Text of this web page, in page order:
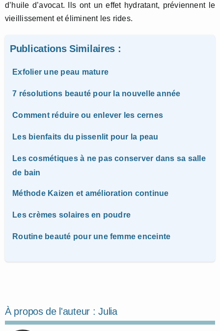
d’huile d’avocat. Ils ont un effet hydratant, préviennent le
vieillissement et éliminent les rides.
Publications Similaires :
Exfolier une peau mature
7 résolutions beauté pour la nouvelle année
Comment réduire ou enlever les cernes
Les bienfaits du pissenlit pour la peau
Les cosmétiques à ne pas conserver dans sa salle
de bain
Méthode Kaizen et amélioration continue
Les crèmes solaires en poudre
Routine beauté pour une femme enceinte
À propos de l'auteur :Julia